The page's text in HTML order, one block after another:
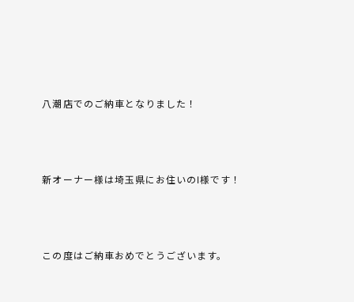
八潮店でのご納車となりました！
新オーナー様は埼玉県にお住いのⅠ様です！
この度はご納車おめでとうございます。